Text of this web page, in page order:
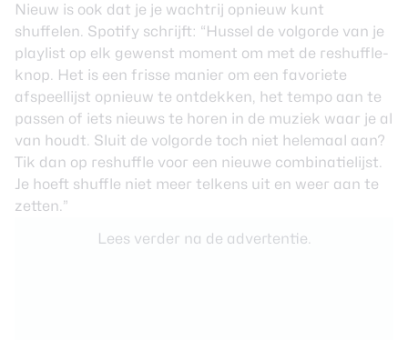
Nieuw is ook dat je je wachtrij opnieuw kunt
shuffelen. Spotify schrijft: “Hussel de volgorde van je
playlist op elk gewenst moment om met de reshuffle-
knop. Het is een frisse manier om een favoriete
afspeellijst opnieuw te ontdekken, het tempo aan te
passen of iets nieuws te horen in de muziek waar je al
van houdt. Sluit de volgorde toch niet helemaal aan?
Tik dan op reshuffle voor een nieuwe combinatielijst.
Je hoeft shuffle niet meer telkens uit en weer aan te
zetten.”
Lees verder na de advertentie.